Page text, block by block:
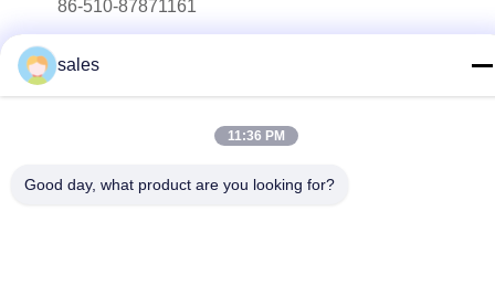
86-510-87871161
sales
11:36 PM
Good day, what product are you looking for?